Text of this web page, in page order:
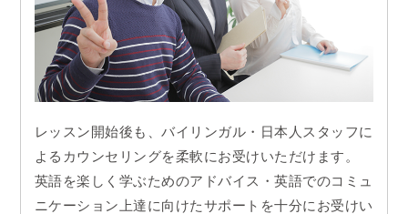
レッスン開始後も、バイリンガル・日本人スタッフに
よるカウンセリングを柔軟にお受けいただけます。
英語を楽しく学ぶためのアドバイス・英語でのコミュ
ニケーション上達に向けたサポートを十分にお受けい